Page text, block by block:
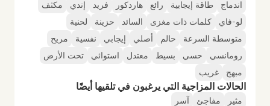
اندماج
طاقة إيجابية رائع هاردكور فريد إندي
مكثف
لو-فاي
كلمات ذات مغزى السائد حزينة
لحنية
متوسطة السرعة
حالم أصلي إيجابي نفسية
مريح
رومانسي
حسي بسيط معتدل استوائي
تحت الأرض
مبهج
غريب
الحالات المزاجية التي يرغبون في تلقيها أيضًا
مثير مفاجئ آسر